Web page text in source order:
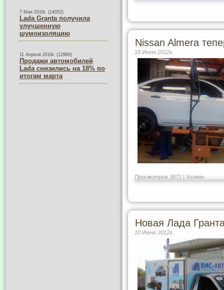
7 Мая 2016г. (14052)
Lada Granta получила
улучшенную
шумоизоляцию
11 Апреля 2016г. (12980)
Продажи автомобилей
Lada снизились на 18% по
итогам марта
Nissan Almera
18 Июня 2012г.
Просмотров 3871 | Хозяин
Новая Лада
10 Июня 2012г.